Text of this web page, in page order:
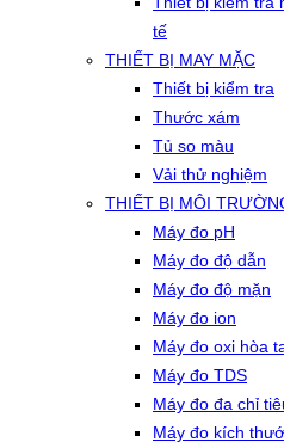
tế
THIẾT BỊ MAY MẶC
Thiết bị kiểm tra
Thước xám
Tủ so màu
Vải thử nghiệm
THIẾT BỊ MÔI
Máy đo pH
Máy đo độ dẫn
Máy đo độ mặn
Máy đo ion
Máy đo oxi hòa
Máy đo TDS
Máy đo đa chỉ
Máy đo kích